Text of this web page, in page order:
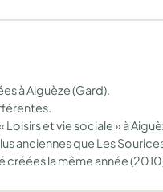
à Aiguèze (Gard).
et vie sociale » à
anciennes que Les
la même année